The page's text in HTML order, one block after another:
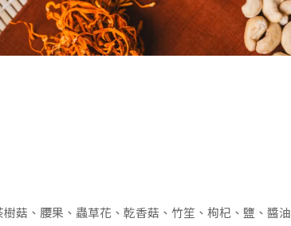
菇、腰果、蟲草花、乾香菇、竹笙、枸杞、鹽、醬油